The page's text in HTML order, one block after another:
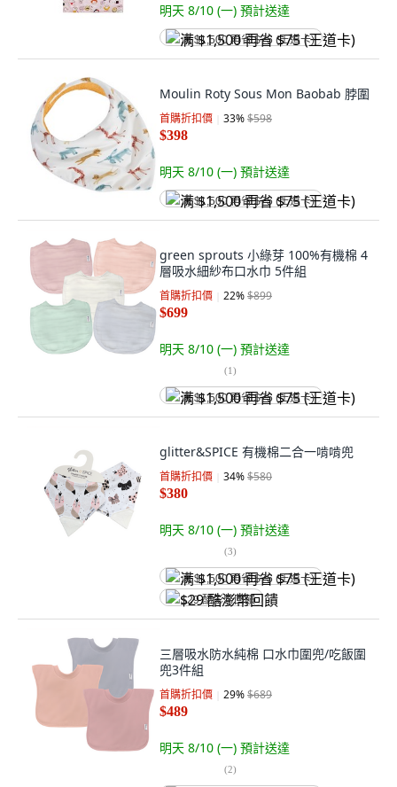
明天 8/10 (一) 預計送達
满 $1,500 再省 $75 (王道卡)
Moulin Roty Sous Mon Baobab 脖圍
首購折扣價 33%$598
$398
明天 8/10 (一) 預計送達
满 $1,500 再省 $75 (王道卡)
green sprouts 小綠芽 100%有機棉 4
層吸水細紗布口水巾 5件組
首購折扣價 22%$899
$699
明天 8/10 (一) 預計送達
(1)
满 $1,500 再省 $75 (王道卡)
glitter&SPICE 有機棉二合一啃啃兜
首購折扣價 34%$580
$380
明天 8/10 (一) 預計送達
(3)
满 $1,500 再省 $75 (王道卡)
$29 酷澎幣回饋
三層吸水防水純棉 口水巾圍兜/吃飯圍
兜3件組
首購折扣價 29%$689
$489
明天 8/10 (一) 預計送達
(2)